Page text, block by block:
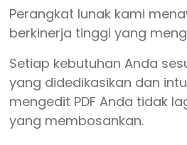
Perangkat lunak kami
berkinerja tinggi yang
Setiap kebutuhan Anda
yang didedikasikan dan
mengedit PDF Anda tidak
yang membosankan.